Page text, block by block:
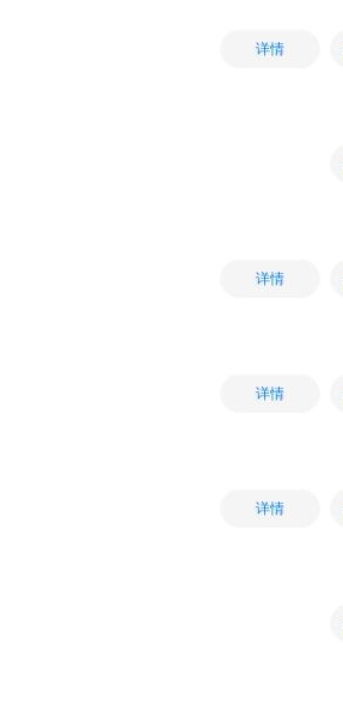
详情
详情
详情
详情